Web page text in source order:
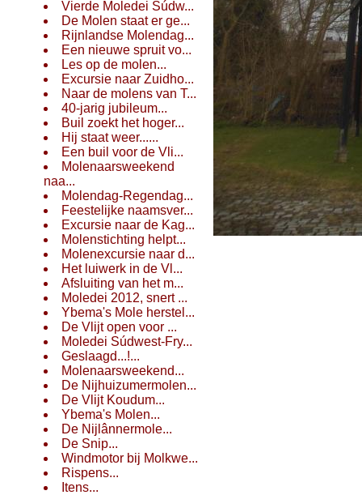
Vierde Moledei Súdw...
De Molen staat er ge...
Rijnlandse Molendag...
Een nieuwe spruit vo...
Les op de molen...
Excursie naar Zuidho...
Naar de molens van T...
40-jarig jubileum...
Buil zoekt het hoger...
Hij staat weer......
Een buil voor de Vli...
Molenaarsweekend
naa...
Molendag-Regendag...
Feestelijke naamsver...
Excursie naar de Kag...
Molenstichting helpt...
Molenexcursie naar d...
Het luiwerk in de Vl...
Afsluiting van het m...
Moledei 2012, snert ...
Ybema's Mole herstel...
De Vlijt open voor ...
Moledei Súdwest-Fry...
Geslaagd...!...
Molenaarsweekend...
De Nijhuizumermolen...
De Vlijt Koudum...
Ybema's Molen...
De Nijlânnermole...
De Snip...
Windmotor bij Molkwe...
Rispens...
Itens...